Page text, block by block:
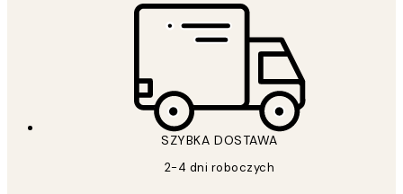
SZYBKA DOSTAWA
2-4 dni roboczych